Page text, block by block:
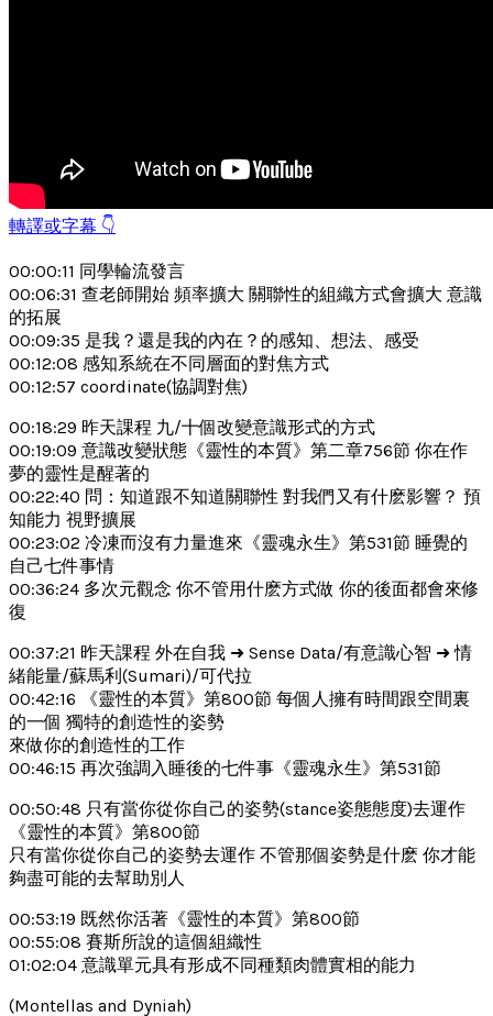
轉譯或字幕 👇
00:00:11 同學輪流發言
00:06:31 查老師開始 頻率擴大 關聯性的組織方式會擴大 意識
的拓展
00:09:35 是我？還是我的內在？的感知、想法、感受
00:12:08 感知系統在不同層面的對焦方式
00:12:57 coordinate(協調對焦)
00:18:29 昨天課程 九/十個改變意識形式的方式
00:19:09 意識改變狀態《靈性的本質》第二章756節 你在作
夢的靈性是醒著的
00:22:40 問：知道跟不知道關聯性 對我們又有什麽影響？ 預
知能力 視野擴展
00:23:02 冷凍而沒有力量進來《靈魂永生》第531節 睡覺的
自己七件事情
00:36:24 多次元觀念 你不管用什麽方式做 你的後面都會來修
復
00:37:21 昨天課程 外在自我 ➜ Sense Data/有意識心智 ➜ 情
緒能量/蘇馬利(Sumari)/可代拉
00:42:16 《靈性的本質》第800節 每個人擁有時間跟空間裏
的一個 獨特的創造性的姿勢
來做你的創造性的工作
00:46:15 再次強調入睡後的七件事《靈魂永生》第531節
00:50:48 只有當你從你自己的姿勢(stance姿態態度)去運作
《靈性的本質》第800節
只有當你從你自己的姿勢去運作 不管那個姿勢是什麽 你才能
夠盡可能的去幫助別人
00:53:19 既然你活著《靈性的本質》第800節
00:55:08 賽斯所說的這個組織性
01:02:04 意識單元具有形成不同種類肉體實相的能力
(Montellas and Dyniah)